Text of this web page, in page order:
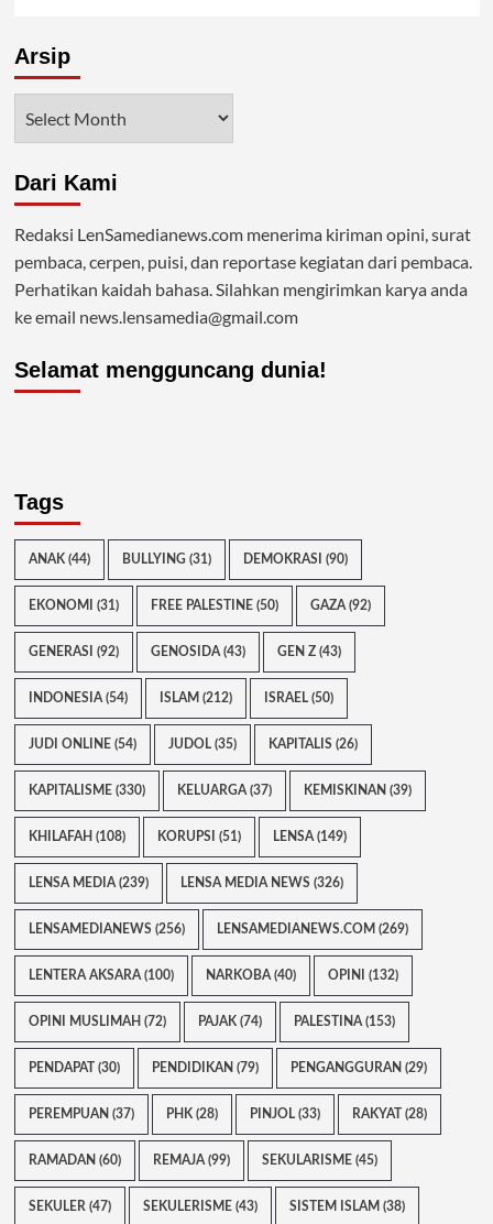
Arsip
Dari Kami
Redaksi LenSamedianews.com menerima kiriman opini, surat
pembaca, cerpen, puisi, dan reportase kegiatan dari pembaca.
Perhatikan kaidah bahasa. Silahkan mengirimkan karya anda
ke email news.lensamedia@gmail.com
Selamat mengguncang dunia!
Tags
ANAK(44) BULLYING (31) DEMOKRASI (90)
EKONOMI (31) FREE PALESTINE (50) GAZA(92)
GENERASI (92) GENOSIDA(43) GEN Z(43)
INDONESIA(54) ISLAM (212) ISRAEL(50)
JUDI ONLINE (54) JUDOL(35) KAPITALIS (26)
KAPITALISME (330) KELUARGA(37) KEMISKINAN (39)
KHILAFAH (108) KORUPSI (51) LENSA(149)
LENSA MEDIA(239) LENSA MEDIA NEWS (326)
LENSAMEDIANEWS (256) LENSAMEDIANEWS.COM (269)
LENTERA AKSARA(100) NARKOBA(40) OPINI (132)
OPINI MUSLIMAH (72) PAJAK(74) PALESTINA(153)
PENDAPAT(30) PENDIDIKAN (79) PENGANGGURAN (29)
PEREMPUAN (37) PHK(28) PINJOL(33) RAKYAT(28)
RAMADAN (60) REMAJA(99) SEKULARISME (45)
SEKULER (47) SEKULERISME (43) SISTEM ISLAM (38)